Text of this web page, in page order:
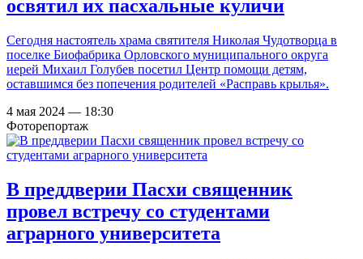
освятил их пасхальные куличи
Сегодня настоятель храма святителя Николая Чудотворца в
поселке Биофабрика Орловского муниципального округа
иерей Михаил Голубев посетил Центр помощи детям,
оставшимся без попечения родителей «Расправь крылья».
4 мая 2024 — 18:30
Фоторепортаж
В преддверии Пасхи священник
провел встречу со студентами
аграрного университета